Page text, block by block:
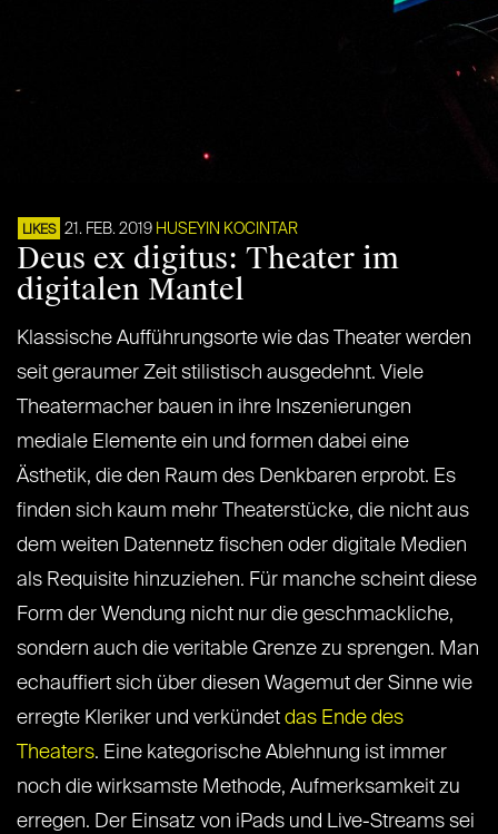
LIKES 21. FEB. 2019 HUSEYIN KOCINTAR
Deus ex digitus: Theater im
digitalen Mantel
Klassische Aufführungsorte wie das Theater werden
seit geraumer Zeit stilistisch ausgedehnt. Viele
Theatermacher bauen in ihre Inszenierungen
mediale Elemente ein und formen dabei eine
Ästhetik, die den Raum des Denkbaren erprobt. Es
finden sich kaum mehr Theaterstücke, die nicht aus
dem weiten Datennetz fischen oder digitale Medien
als Requisite hinzuziehen. Für manche scheint diese
Form der Wendung nicht nur die geschmackliche,
sondern auch die veritable Grenze zu sprengen. Man
echauffiert sich über diesen Wagemut der Sinne wie
erregte Kleriker und verkündet das Ende des
Theaters. Eine kategorische Ablehnung ist immer
noch die wirksamste Methode, Aufmerksamkeit zu
erregen. Der Einsatz von iPads und Live-Streams sei